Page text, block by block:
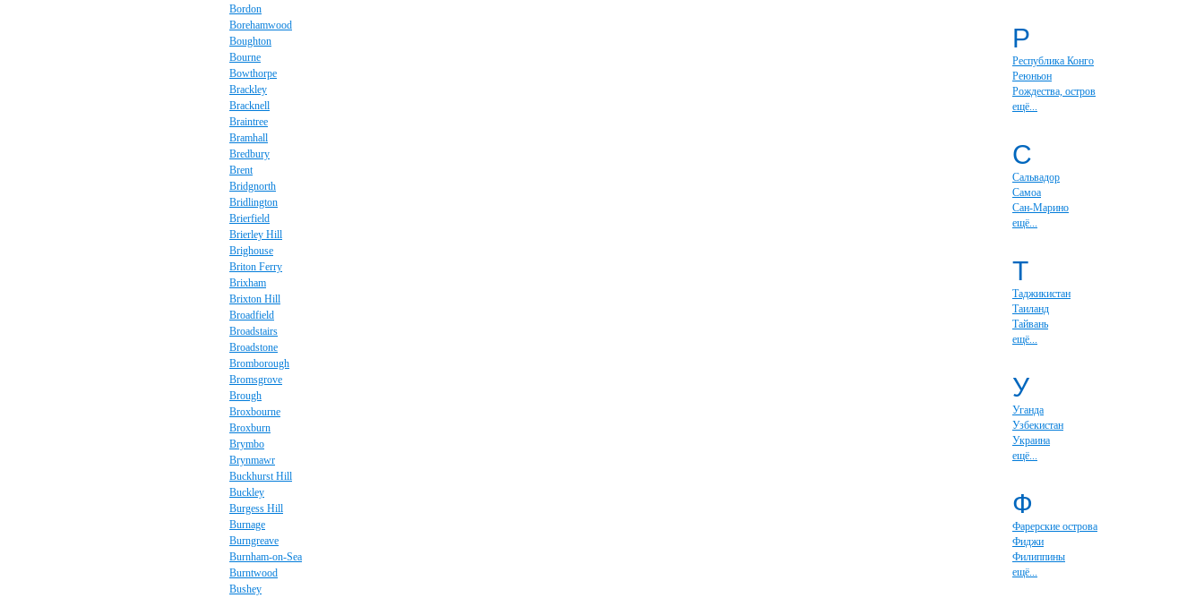
Bordon
Borehamwood
Boughton
Bourne
Bowthorpe
Brackley
Bracknell
Braintree
Bramhall
Bredbury
Brent
Bridgnorth
Bridlington
Brierfield
Brierley Hill
Brighouse
Briton Ferry
Brixham
Brixton Hill
Broadfield
Broadstairs
Broadstone
Bromborough
Bromsgrove
Brough
Broxbourne
Broxburn
Brymbo
Brynmawr
Buckhurst Hill
Buckley
Burgess Hill
Burnage
Burngreave
Burnham-on-Sea
Burntwood
Bushey
Р
Республика Конго
Реюньон
Рождества, остров
ещё...
С
Сальвадор
Самоа
Сан-Марино
ещё...
Т
Таджикистан
Таиланд
Тайвань
ещё...
У
Уганда
Узбекистан
Украина
ещё...
Ф
Фарерские острова
Фиджи
Филиппины
ещё...